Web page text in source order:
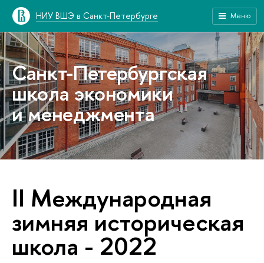
НИУ ВШЭ в Санкт-Петербурге Меню
Санкт-Петербургская
школа экономики
и менеджмента
II Международная
зимняя историческая
школа - 2022